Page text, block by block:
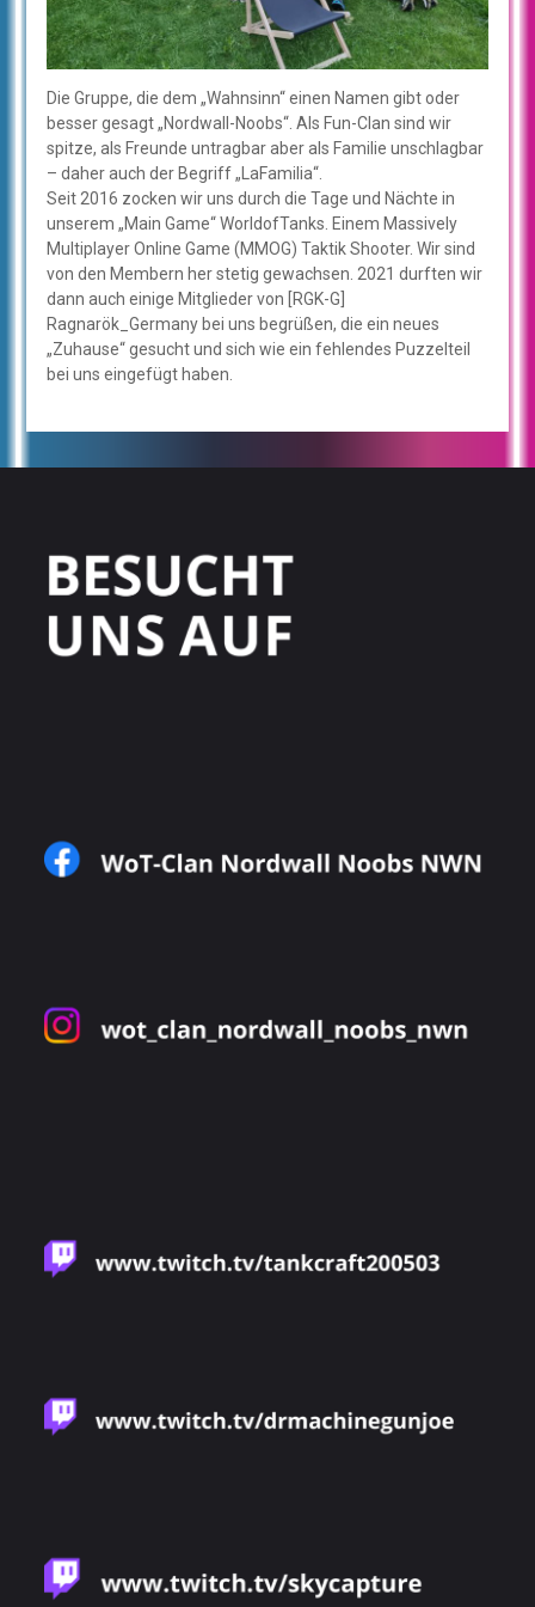
Die Gruppe, die dem „Wahnsinn“ einen Namen gibt oder
besser gesagt „Nordwall-Noobs“. Als Fun-Clan sind wir
spitze, als Freunde untragbar aber als Familie unschlagbar
– daher auch der Begriff „LaFamilia“.
Seit 2016 zocken wir uns durch die Tage und Nächte in
unserem „Main Game“ WorldofTanks. Einem Massively
Multiplayer Online Game (MMOG) Taktik Shooter. Wir sind
von den Membern her stetig gewachsen. 2021 durften wir
dann auch einige Mitglieder von [RGK-G]
Ragnarök_Germany bei uns begrüßen, die ein neues
„Zuhause“ gesucht und sich wie ein fehlendes Puzzelteil
bei uns eingefügt haben.